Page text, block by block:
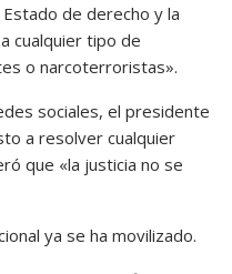
de derecho y la
cualquier tipo de
o narcoterroristas».
sociales, el presidente
a resolver cualquier
que «la justicia no se
ya se ha movilizado.